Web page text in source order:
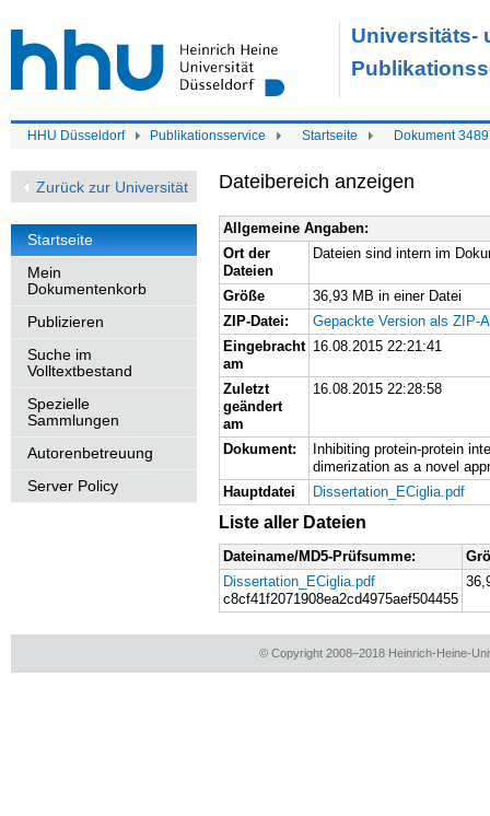
Universitäts-
HHU Düsseldorf Publikationsservice Startseite Dokument
Zurück zur Universität
Startseite
Mein
Dokumentenkorb
Publizieren
Suche im
Volltextbestand
Spezielle
Sammlungen
Autorenbetreuung
Server Policy
Dateibereich anzeigen
Allgemeine Angaben:
Ort der
Dateien
Dateien sind intern im
Größe
36,93 MB in einer Datei
ZIP-Datei:
Gepackte Version als ZIP-
Eingebracht
am
16.08.2015 22:21:41
Zuletzt
geändert
am
16.08.2015 22:28:58
Dokument:
Inhibiting protein-protein
dimerization as a novel
Hauptdatei
Dissertation_ECiglia.pdf
Liste aller Dateien
Da­tei­na­me/MD5-Prüf­sum­me:
Dis­ser­ta­ti­on_E­Ciglia.pdf
c8c­f41f2071908e­a2cd4975a­e­f504455
© Copyright 2008–2018 Heinrich-Heine-